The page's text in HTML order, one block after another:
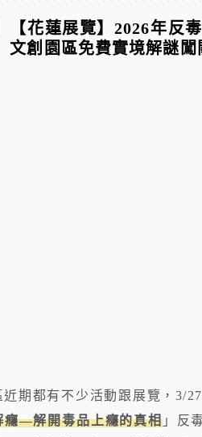
【花蓮展覽】2026年反
文創園區免費實境解謎闖
期都有不少活動跟展覽，3/
癮—解開毒品上癮的真相」反